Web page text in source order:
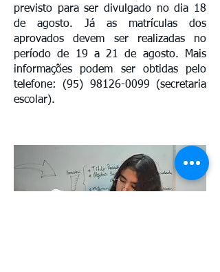
previsto para ser divulgado no dia 18
de agosto. Já as matrículas dos
aprovados devem ser realizadas no
período de 19 a 21 de agosto. Mais
informações podem ser obtidas pelo
telefone:(95) 98126-0099 (secretaria
escolar).